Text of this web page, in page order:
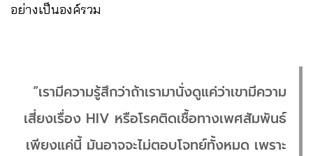
อย่างเป็นองค์รวม
“เรามีความรู้สึกว่าถ้าเรามานั่งดูแค่ว่าเขามีความ
เสี่ยงเรื่อง HIV หรือโรคติดเชื้อทางเพศสัมพันธ์
เพียงแค่นี้ มันอาจจะไม่ตอบโจทย์ทั้งหมด เพราะ